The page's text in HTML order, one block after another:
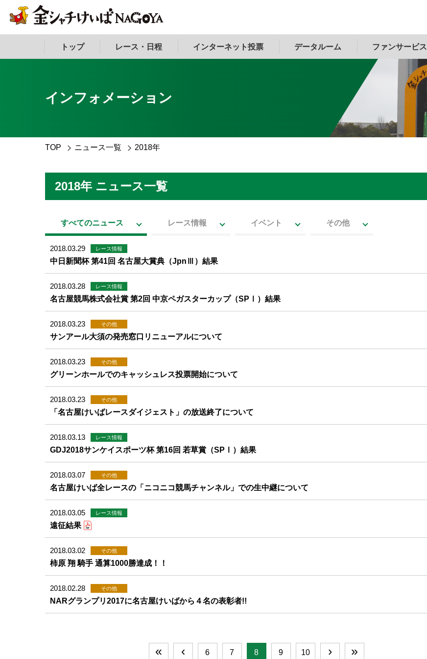
トップ レース・日程 インターネット投票 データルーム ファンサービス
インフォメーション
TOP ニュース一覧 2018年
2018年 ニュース一覧
すべてのニュース レース情報 イベント その他
2018.03.29 レース情報
中日新聞杯 第41回 名古屋大賞典（JpnⅢ）結果
2018.03.28 レース情報
名古屋競馬株式会社賞 第2回 中京ペガスターカップ（SPⅠ）結果
2018.03.23 その他
サンアール大須の発売窓口リニューアルについて
2018.03.23 その他
グリーンホールでのキャッシュレス投票開始について
2018.03.23 その他
「名古屋けいばレースダイジェスト」の放送終了について
2018.03.13 レース情報
GDJ2018サンケイスポーツ杯 第16回 若草賞（SPⅠ）結果
2018.03.07 その他
名古屋けいば全レースの「ニコニコ競馬チャンネル」での生中継について
2018.03.05 レース情報
遠征結果
2018.03.02 その他
柿原 翔 騎手 通算1000勝達成！！
2018.02.28 その他
NARグランプリ2017に名古屋けいばから４名の表彰者!!
« ‹ 6 7 8 9 10 › »